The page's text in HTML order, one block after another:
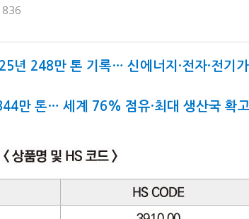
836
년 248만 톤 기록… 신에너지·전자·전기
만 톤… 세계 76% 점유·최대 생산국 확고